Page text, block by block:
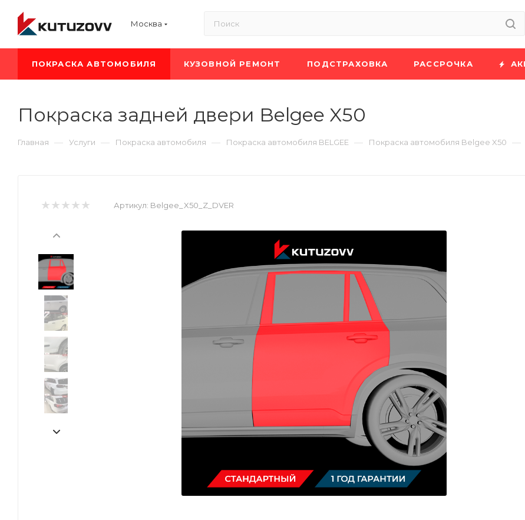
Москва
ПОКРАСКА АВТОМОБИЛЯ КУЗОВНОЙ РЕМОНТ ПОДСТРАХОВКА РАССРОЧКА
Покраска задней двери Belgee X50
Главная — Услуги — Покраска автомобиля — Покраска автомобиля BELGEE — Покраска автомобиля Belgee X50 —
Артикул: Belgee_X50_Z_DVER